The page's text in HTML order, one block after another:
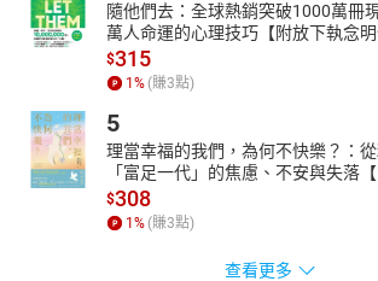
隨他們去：全球熱銷突破1000萬冊
萬人命運的心理技巧【附放下執念
書】
$315
1 % (賺3點)
5
理當幸福的我們，為何不快樂？：
「富足一代」的焦慮、不安與失落【
$308
1 % (賺3點)
查看更多